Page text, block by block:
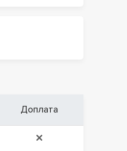
Доплата